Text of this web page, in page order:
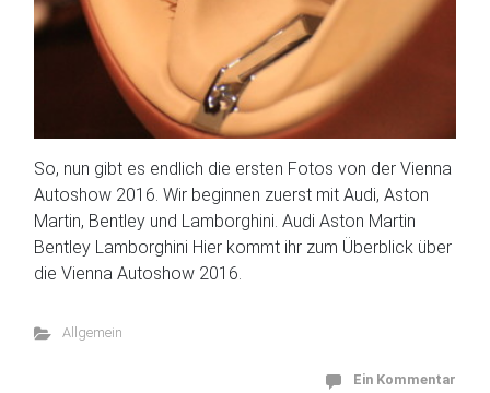
So, nun gibt es endlich die ersten Fotos von der Vienna
Autoshow 2016. Wir beginnen zuerst mit Audi, Aston
Martin, Bentley und Lamborghini. Audi Aston Martin
Bentley Lamborghini Hier kommt ihr zum Überblick über
die Vienna Autoshow 2016.
Allgemein
Ein Kommentar